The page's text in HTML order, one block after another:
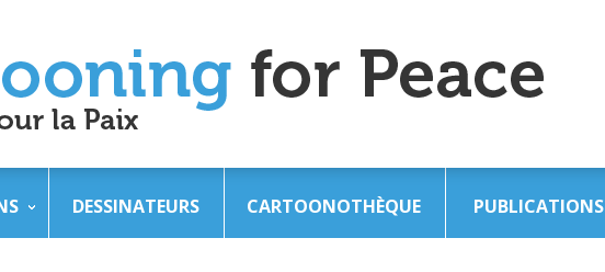
DESSINATEURS CARTOONOTHÈQUE PUBLICATIONS